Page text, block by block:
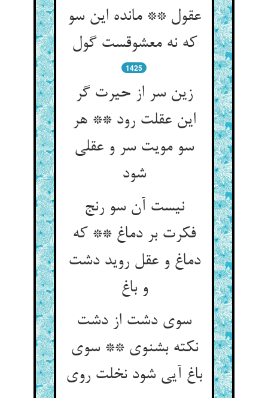
عقول ** مانده این سو
که نه معشوقست گول
1425
زین سر از حیرت گر
این عقلت رود ** هر
سو مویت سر و عقلی
شود
نیست آن سو رنج
فکرت بر دماغ ** که
دماغ و عقل روید دشت
و باغ
سوی دشت از دشت
نکته بشنوی ** سوی
باغ آیی شود نخلت روی